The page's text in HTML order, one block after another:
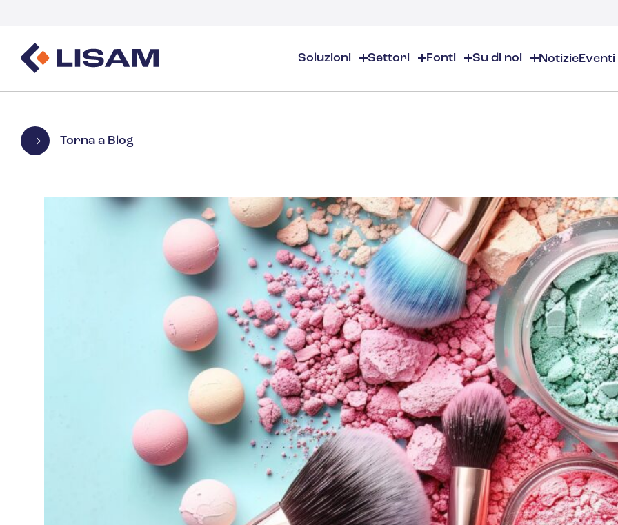
Soluzioni Settori Fonti Su di noi NotizieEventi
Panoramica sulla gestione dei prodotti
Creazione e distribuzione delle SDS
Distribuzione e gestione dei
Gestione ESG
Gestione degli incidenti
Detergenti Aromi e fragranze
Salute Alta formazione
Energia e servizi pubblici Costruzione
Petrolio e gas
Monitoraggio del volume
Giustificazione commerciale
Contatti
Torna a Blog